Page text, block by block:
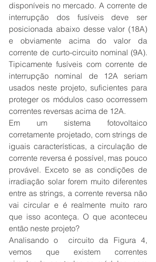
disponíveis no mercado. A corrente de
interrupção dos fusíveis deve ser
posicionada abaixo desse valor (18A)
e obviamente acima do valor da
corrente de curto-circuito nominal (9A).
Tipicamente fusíveis com corrente de
interrupção nominal de 12A seriam
usados neste projeto, suficientes para
proteger os módulos caso ocorressem
correntes reversas acima de 12A.
Em um sistema fotovoltaico
corretamente projetado, com strings de
iguais características, a circulação de
corrente reversa é possível, mas pouco
provável. Exceto se as condições de
irradiação solar forem muito diferentes
entre as strings, a corrente reversa não
vai circular e é realmente muito raro
que isso aconteça. O que aconteceu
então neste projeto?
Analisando o  circuito da Figura 4,
vemos que existem correntes